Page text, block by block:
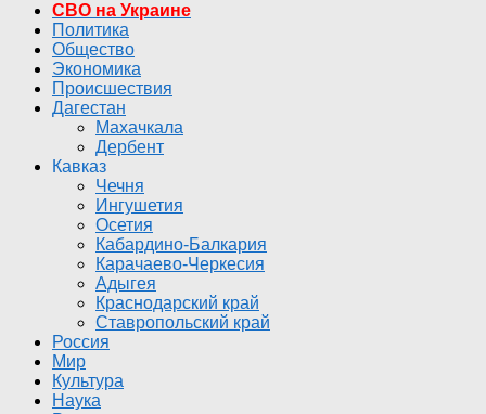
СВО на Украине
Политика
Общество
Экономика
Происшествия
Дагестан
Махачкала
Дербент
Кавказ
Чечня
Ингушетия
Осетия
Кабардино-Балкария
Карачаево-Черкесия
Адыгея
Краснодарский край
Ставропольский край
Россия
Мир
Культура
Наука